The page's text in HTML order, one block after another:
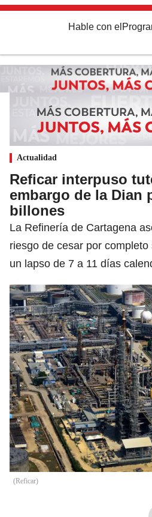
Hable con el
Actualidad
Reficar interpuso
embargo de la Dian
billones
La Refinería de Cartagena
riesgo de cesar por
un lapso de 7 a 11 días
(Reficar)